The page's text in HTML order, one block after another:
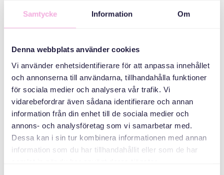
Samtycke Information Om
Denna webbplats använder cookies
Vi använder enhetsidentifierare för att anpassa innehållet
och annonserna till användarna, tillhandahålla funktioner
för sociala medier och analysera vår trafik. Vi
vidarebefordrar även sådana identifierare och annan
information från din enhet till de sociala medier och
annons- och analysföretag som vi samarbetar med.
Dessa kan i sin tur kombinera informationen med annan
information som du har tillhandahållit eller som de har
کار ما برای جامعه ای فراگیر و ایمن برای همه حمایت کنید.